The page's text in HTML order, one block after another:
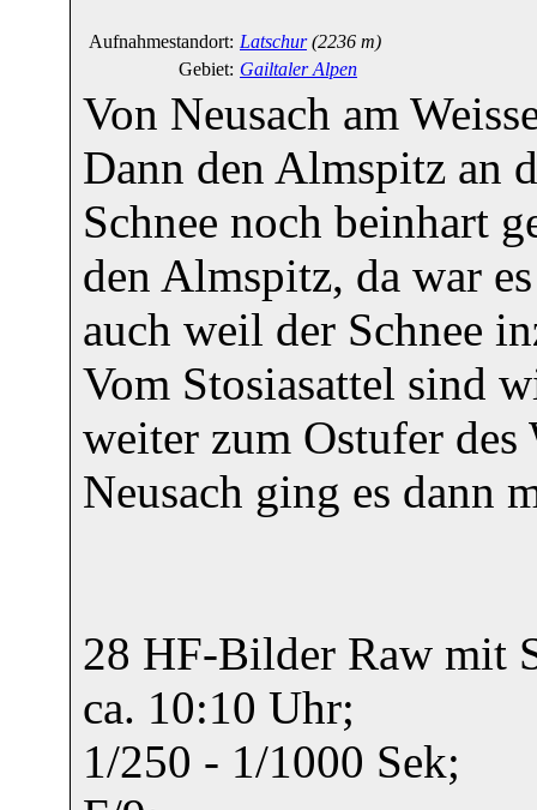
Aufnahmestandort: Latschur (2236 m)
Gebiet: Gailtaler Alpen
Von Neusach am
Dann den Almspitz an
Schnee noch beinhart
den Almspitz, da war
auch weil der Schnee
Vom Stosiasattel sind
weiter zum Ostufer des
Neusach ging es dann
28 HF-Bilder Raw mit
ca. 10:10 Uhr;
1/250 - 1/1000 Sek;